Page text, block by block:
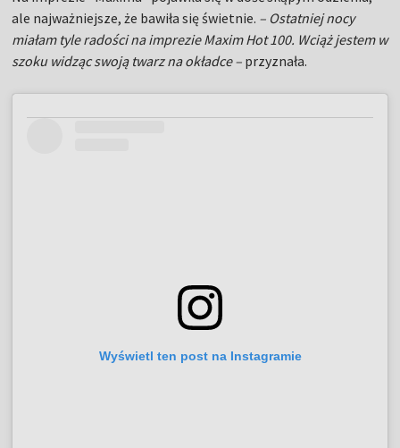
ale najważniejsze, że bawiła się świetnie. – Ostatniej nocy
miałam tyle radości na imprezie Maxim Hot 100. Wciąż jestem w
szoku widząc swoją twarz na okładce – przyznała.
Wyświetl ten post na Instagramie